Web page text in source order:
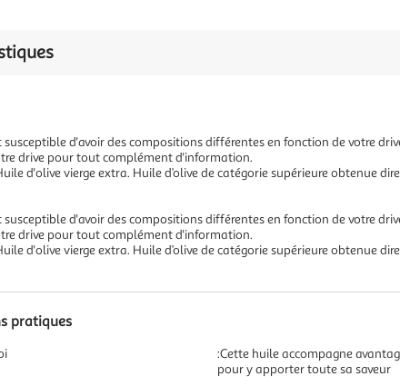
susceptible d'avoir des compositions différentes en fonction de votre
drive pour tout complément d'information.
d'olive vierge extra. Huile d’olive de catégorie supérieure obtenue
susceptible d'avoir des compositions différentes en fonction de votre
drive pour tout complément d'information.
d'olive vierge extra. Huile d’olive de catégorie supérieure obtenue
pratiques
:Cette huile accompagne
pour y apporter toute sa saveur